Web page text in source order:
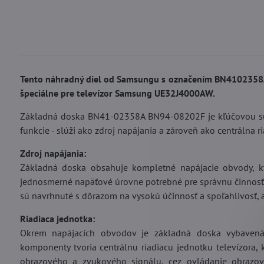
Tento náhradný diel od Samsungu s označením
špeciálne pre televízor Samsung UE32J4000AW.
Základná doska BN41-02358A BN94-08202F je kľúčovou
funkcie - slúži ako zdroj napájania a zároveň ako centrálna
Zdroj napájania:
Základná doska obsahuje kompletné napájacie
jednosmerné napäťové úrovne potrebné pre správnu
sú navrhnuté s dôrazom na vysokú účinnosť a
Riadiaca jednotka:
Okrem napájacích obvodov je základná doska
komponenty tvoria centrálnu riadiacu jednotku
obrazového a zvukového signálu, cez ovládanie